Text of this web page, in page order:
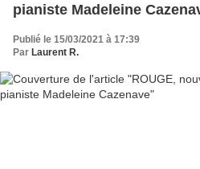
pianiste Madeleine
Publié le 15/03/2021 à 17:39
Par Laurent R.